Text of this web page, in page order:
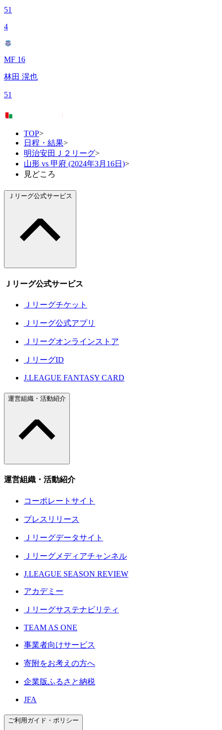
51
4
MF 16
林田 滉也
51
TOP>
日程・結果>
明治安田Ｊ２リーグ>
山形 vs 甲府 (2024年3月16日)>
見どころ
Ｊリーグ公式サービス
Ｊリーグ公式サービス
Ｊリーグチケット
Ｊリーグ公式アプリ
Ｊリーグオンラインストア
ＪリーグID
J.LEAGUE FANTASY CARD
運営組織・活動紹介
運営組織・活動紹介
コーポレートサイト
プレスリリース
Ｊリーグデータサイト
Ｊリーグメディアチャンネル
J.LEAGUE SEASON REVIEW
アカデミー
Ｊリーグサステナビリティ
TEAM AS ONE
事業者向けサービス
寄附をお考えの方へ
企業版ふるさと納税
JFA
ご利用ガイド・ポリシー